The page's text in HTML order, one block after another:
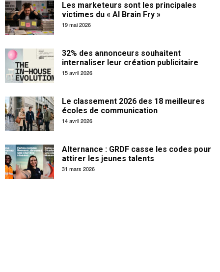
Les marketeurs sont les principales
victimes du « AI Brain Fry »
19 mai 2026
32% des annonceurs souhaitent
internaliser leur création publicitaire
15 avril 2026
Le classement 2026 des 18 meilleures
écoles de communication
14 avril 2026
Alternance : GRDF casse les codes pour
attirer les jeunes talents
31 mars 2026